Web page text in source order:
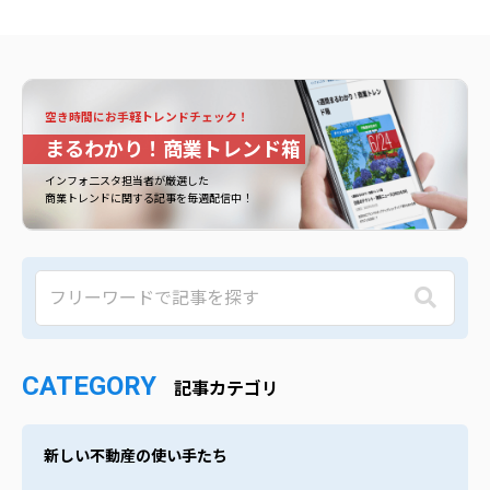
空き時間にお手軽トレンドチェック！
まるわかり！商業トレンド箱
インフォ二スタ担当者が厳選した
商業トレンドに関する記事を毎週配信中！
CATEGORY 記事カテゴリ
新しい不動産の使い手たち